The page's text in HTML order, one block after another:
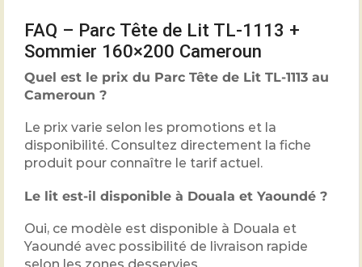
FAQ – Parc Tête de Lit TL-1113 +
Sommier 160×200 Cameroun
Quel est le prix du Parc Tête de Lit TL-1113 au
Cameroun ?
Le prix varie selon les promotions et la
disponibilité. Consultez directement la fiche
produit pour connaître le tarif actuel.
Le lit est-il disponible à Douala et Yaoundé ?
Oui, ce modèle est disponible à Douala et
Yaoundé avec possibilité de livraison rapide